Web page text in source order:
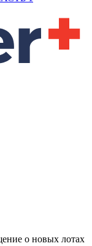
о новых лотах